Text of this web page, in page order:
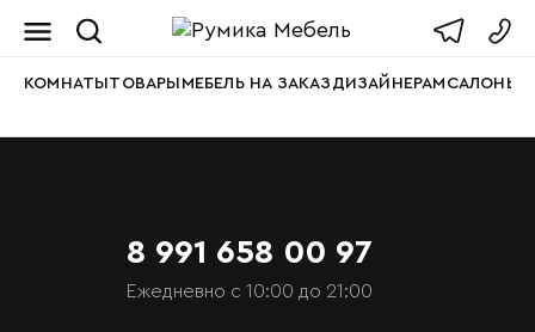
Мебель от
КОМНАТЫ ТОВАРЫ МЕБЕЛЬ НА ЗАКАЗ ДИЗАЙНЕРАМ САЛОНЫ
8 991 658 00 97
Ежедневно с 10:00 до 21:00